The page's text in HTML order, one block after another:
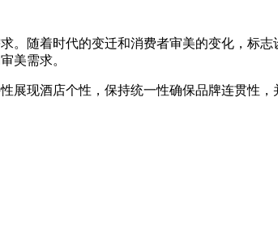
随着时代的变迁和消费者审美的变化，标
美需求。
现酒店个性，保持统一性确保品牌连贯性